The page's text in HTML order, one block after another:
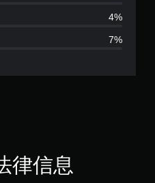
5
4%
7%
律信息